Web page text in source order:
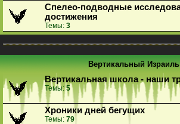
Спелео-подводные
достижения
Темы: 3
Вертикальный Израиль
Вертикальная школа - наши
Темы:5
Хроники дней бегущих
Темы: 79